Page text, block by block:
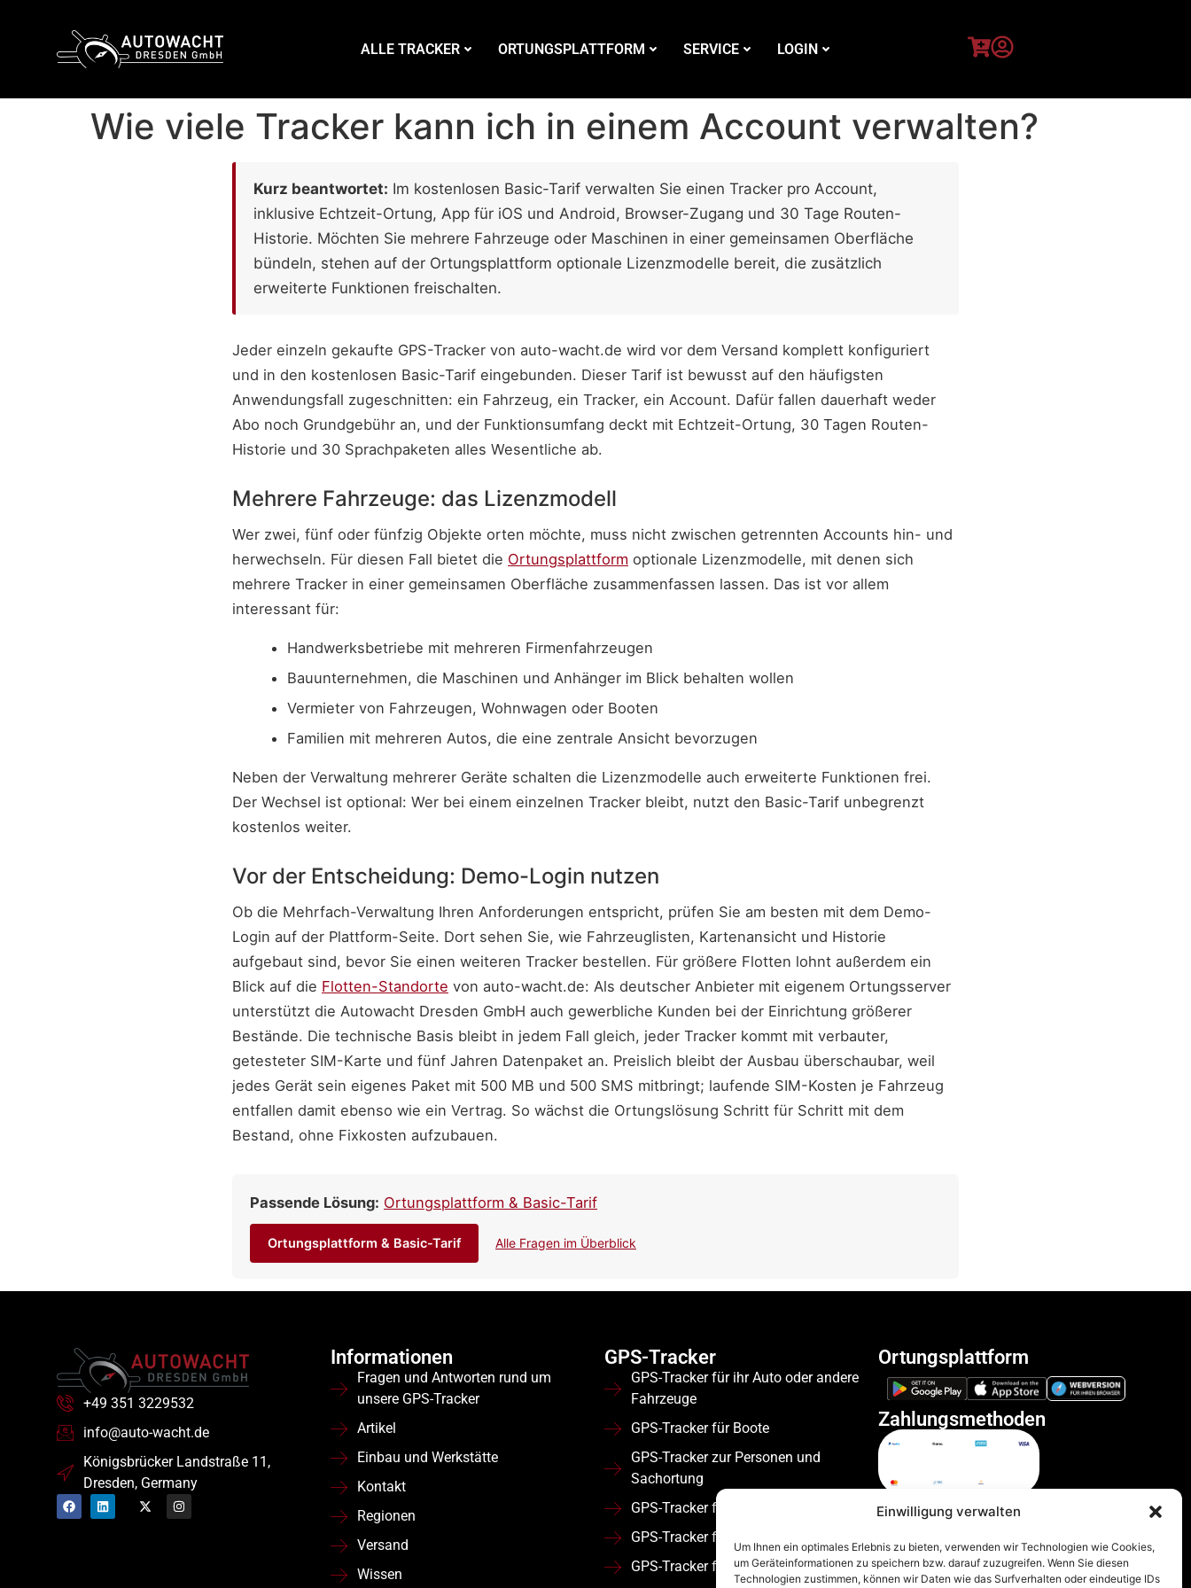
Einwilligung verwalten
Um Ihnen ein optimales Erlebnis zu bieten, verwenden wir Technologien wie Cookies,
um Geräteinformationen zu speichern bzw. darauf zuzugreifen. Wenn Sie diesen
Technologien zustimmen, können wir Daten wie das Surfverhalten oder eindeutige IDs
ALLE TRACKER ORTUNGSPLATTFORM SERVICE LOGIN
Wie viele Tracker kann ich in einem Account verwalten?
Kurz beantwortet: Im kostenlosen Basic-Tarif verwalten Sie einen Tracker pro Account,
inklusive Echtzeit-Ortung, App für iOS und Android, Browser-Zugang und 30 Tage Routen-
Historie. Möchten Sie mehrere Fahrzeuge oder Maschinen in einer gemeinsamen Oberfläche
bündeln, stehen auf der Ortungsplattform optionale Lizenzmodelle bereit, die zusätzlich
erweiterte Funktionen freischalten.
Jeder einzeln gekaufte GPS-Tracker von auto-wacht.de wird vor dem Versand komplett konfiguriert
und in den kostenlosen Basic-Tarif eingebunden. Dieser Tarif ist bewusst auf den häufigsten
Anwendungsfall zugeschnitten: ein Fahrzeug, ein Tracker, ein Account. Dafür fallen dauerhaft weder
Abo noch Grundgebühr an, und der Funktionsumfang deckt mit Echtzeit-Ortung, 30 Tagen Routen-
Historie und 30 Sprachpaketen alles Wesentliche ab.
Mehrere Fahrzeuge: das Lizenzmodell
Wer zwei, fünf oder fünfzig Objekte orten möchte, muss nicht zwischen getrennten Accounts hin- und
herwechseln. Für diesen Fall bietet die Ortungsplattform optionale Lizenzmodelle, mit denen sich
mehrere Tracker in einer gemeinsamen Oberfläche zusammenfassen lassen. Das ist vor allem
interessant für:
Handwerksbetriebe mit mehreren Firmenfahrzeugen
Bauunternehmen, die Maschinen und Anhänger im Blick behalten wollen
Vermieter von Fahrzeugen, Wohnwagen oder Booten
Familien mit mehreren Autos, die eine zentrale Ansicht bevorzugen
Neben der Verwaltung mehrerer Geräte schalten die Lizenzmodelle auch erweiterte Funktionen frei.
Der Wechsel ist optional: Wer bei einem einzelnen Tracker bleibt, nutzt den Basic-Tarif unbegrenzt
kostenlos weiter.
Vor der Entscheidung: Demo-Login nutzen
Ob die Mehrfach-Verwaltung Ihren Anforderungen entspricht, prüfen Sie am besten mit dem Demo-
Login auf der Plattform-Seite. Dort sehen Sie, wie Fahrzeuglisten, Kartenansicht und Historie
aufgebaut sind, bevor Sie einen weiteren Tracker bestellen. Für größere Flotten lohnt außerdem ein
Blick auf die Flotten-Standorte von auto-wacht.de: Als deutscher Anbieter mit eigenem Ortungsserver
unterstützt die Autowacht Dresden GmbH auch gewerbliche Kunden bei der Einrichtung größerer
Bestände. Die technische Basis bleibt in jedem Fall gleich, jeder Tracker kommt mit verbauter,
getesteter SIM-Karte und fünf Jahren Datenpaket an. Preislich bleibt der Ausbau überschaubar, weil
jedes Gerät sein eigenes Paket mit 500 MB und 500 SMS mitbringt; laufende SIM-Kosten je Fahrzeug
entfallen damit ebenso wie ein Vertrag. So wächst die Ortungslösung Schritt für Schritt mit dem
Bestand, ohne Fixkosten aufzubauen.
Passende Lösung: Ortungsplattform & Basic-Tarif
Ortungsplattform & Basic-Tarif Alle Fragen im Überblick
+49 351 3229532
info@auto-wacht.de
Königsbrücker Landstraße 11,
Dresden, Germany
Informationen
Fragen und Antworten rund um
unsere GPS-Tracker
Artikel
Einbau und Werkstätte
Kontakt
Regionen
Versand
Wissen
GPS-Tracker
GPS-Tracker für ihr Auto oder andere
Fahrzeuge
GPS-Tracker für Boote
GPS-Tracker zur Personen und
Sachortung
GPS-Tracker für Wohnmobile
GPS-Tracker für Flotten
GPS-Tracker für Nutzfahrzeuge
Ortungsplattform
Zahlungsmethoden